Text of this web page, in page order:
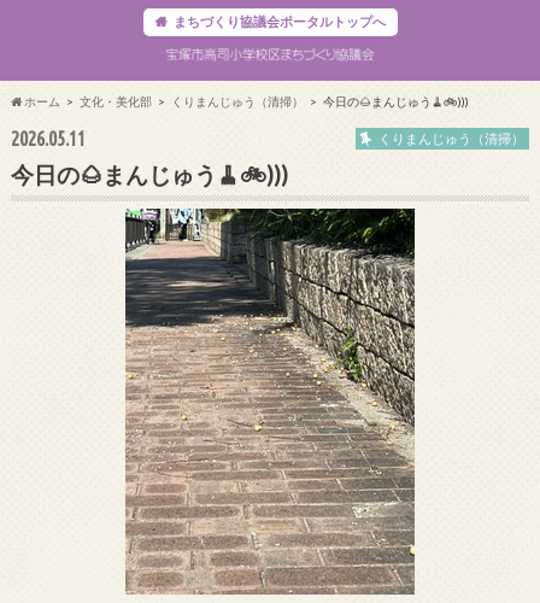
まちづくり協議会ポータルトップへ
ホーム 文化・美化部 くりまんじゅう（清掃） 今日の🌰まんじゅう🧹🚲)))
2026.05.11 くりまんじゅう（清掃）
今日の🌰まんじゅう🧹🚲)))